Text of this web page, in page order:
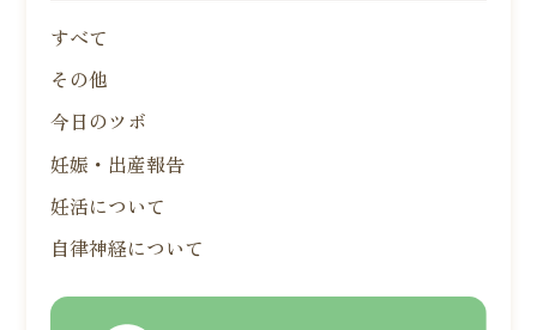
すべて
その他
今日のツボ
妊娠・出産報告
妊活について
自律神経について